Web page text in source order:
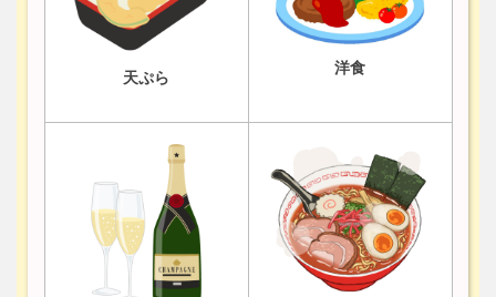
天ぷら
洋食